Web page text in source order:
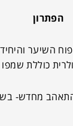
הפתרון
כוללת שמפו
מחדש-